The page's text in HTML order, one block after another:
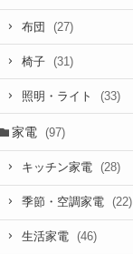
布団 (27)
椅子 (31)
照明・ライト (33)
家電 (97)
キッチン家電 (28)
季節・空調家電 (22)
生活家電 (46)